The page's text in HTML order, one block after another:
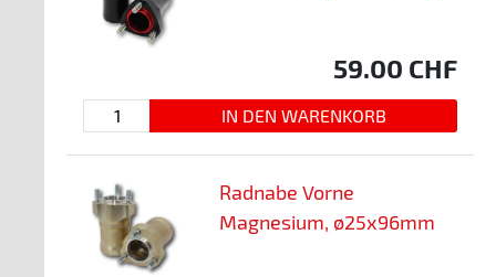
59.00 CHF
Radnabe Vorne
Magnesium, ø25x96mm